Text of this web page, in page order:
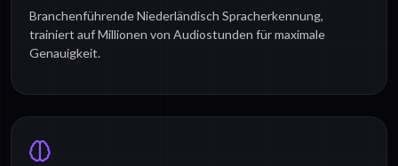
Branchenführende Niederländisch Spracherkennung,
trainiert auf Millionen von Audiostunden für maximale
Genauigkeit.